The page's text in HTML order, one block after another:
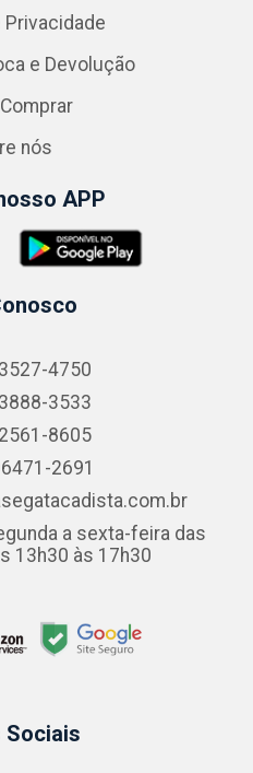
Privacidade
e Devolução
nós
APP
4750
3533
8605
2691
a sexta-feira das
13h30 às 17h30
Sociais